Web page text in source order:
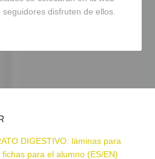
disfruten de ellos.
DIGESTIVO: láminas para
fichas para el alumno (ES/EN)